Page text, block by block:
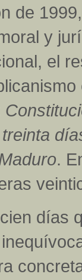
de
y
el
.
días